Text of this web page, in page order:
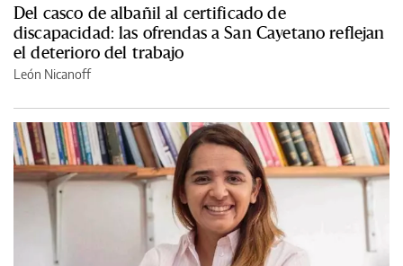
Del casco de albañil al certificado de
discapacidad: las ofrendas a San Cayetano reflejan
el deterioro del trabajo
León Nicanoff